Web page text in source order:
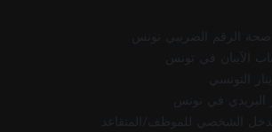
صحة الرقم الضريبي تونس
الآيبان في تونس
التونسي
البريدي في تونس
الشخصي للموظف/المتقاعد